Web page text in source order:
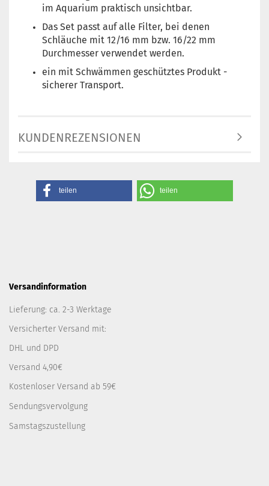
im Aquarium praktisch unsichtbar.
Das Set passt auf alle Filter, bei denen
Schläuche mit 12/16 mm bzw. 16/22 mm
Durchmesser verwendet werden.
ein mit Schwämmen geschütztes Produkt -
sicherer Transport.
KUNDENREZENSIONEN
teilen teilen
Versandinformation
Lieferung: ca. 2-3 Werktage
Versicherter Versand mit:
DHL und DPD
Versand 4,90€
Kostenloser Versand ab 59€
Sendungsvervolgung
Samstagszustellung